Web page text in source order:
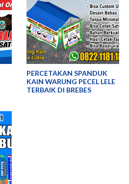
PERCETAKAN SPANDUK
KAIN WARUNG PECEL LELE
TERBAIK DI BREBES